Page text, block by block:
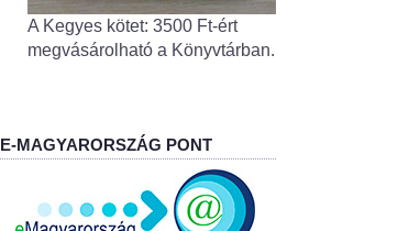
A Kegyes kötet: 3500 Ft-ért
megvásárolható a Könyvtárban.
E-MAGYARORSZÁG PONT